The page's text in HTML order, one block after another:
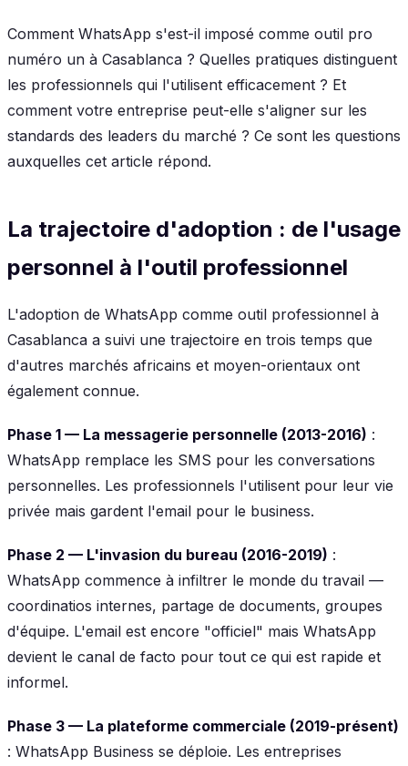
Comment WhatsApp s'est-il imposé comme outil pro
numéro un à Casablanca ? Quelles pratiques distinguent
les professionnels qui l'utilisent efficacement ? Et
comment votre entreprise peut-elle s'aligner sur les
standards des leaders du marché ? Ce sont les questions
auxquelles cet article répond.
La trajectoire d'adoption : de l'usage
personnel à l'outil professionnel
L'adoption de WhatsApp comme outil professionnel à
Casablanca a suivi une trajectoire en trois temps que
d'autres marchés africains et moyen-orientaux ont
également connue.
Phase 1 — La messagerie personnelle (2013-2016) :
WhatsApp remplace les SMS pour les conversations
personnelles. Les professionnels l'utilisent pour leur vie
privée mais gardent l'email pour le business.
Phase 2 — L'invasion du bureau (2016-2019) :
WhatsApp commence à infiltrer le monde du travail —
coordinatios internes, partage de documents, groupes
d'équipe. L'email est encore "officiel" mais WhatsApp
devient le canal de facto pour tout ce qui est rapide et
informel.
Phase 3 — La plateforme commerciale (2019-présent)
: WhatsApp Business se déploie. Les entreprises